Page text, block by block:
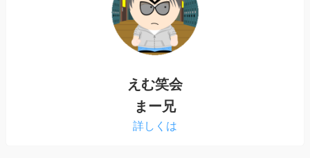
えむ笑会
まー兄
詳しくは